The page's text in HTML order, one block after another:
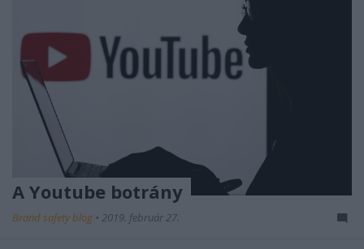
A Youtube botrány
Brand safety blog • 2019. február 27.